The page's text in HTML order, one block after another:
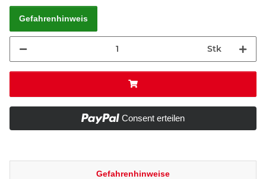
Gefahrenhinweis
Stk
Consent erteilen
Gefahrenhinweise